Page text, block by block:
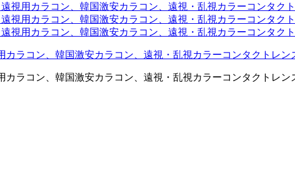
視用カラコン、韓国激安カラコン、遠視・乱視カラーコンタク
視用カラコン、韓国激安カラコン、遠視・乱視カラーコンタク
視用カラコン、韓国激安カラコン、遠視・乱視カラーコンタク
ラコン、韓国激安カラコン、遠視・乱視カラーコンタクトレン
ラコン、韓国激安カラコン、遠視・乱視カラーコンタクトレン